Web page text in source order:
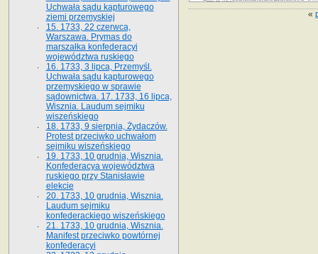
«
Uchwała sądu kapturowego
ziemi przemyskiej
15. 1733, 22 czerwca,
Warszawa. Prymas do
marszałka konfederacyi
województwa ruskiego
16. 1733, 3 lipca, Przemyśl.
Uchwała sądu kapturowego
przemyskiego w sprawie
sądownictwa. 17. 1733, 16 lipca,
Wisznia. Laudum sejmiku
wiszeńskiego
18. 1733, 9 sierpnia, Żydaczów.
Protest przeciwko uchwałom
sejmiku wiszeńskiego
19. 1733, 10 grudnia, Wisznia.
Konfederacya województwa
ruskiego przy Stanisławie
elekcie
20. 1733, 10 grudnia, Wisznia.
Laudum sejmiku
konfederackiego wiszeńskiego
21. 1733, 10 grudnia, Wisznia.
Manifest przeciwko powtórnej
konfederacyi